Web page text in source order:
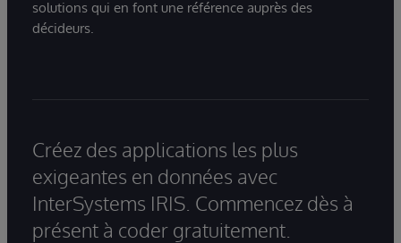
solutions qui en font une référence auprès des
décideurs.
Créez des applications les plus
exigeantes en données avec
InterSystems IRIS. Commencez dès à
présent à coder gratuitement.